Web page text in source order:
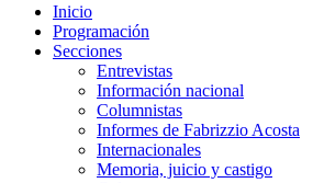
Inicio
Programación
Secciones
Entrevistas
Información nacional
Columnistas
Informes de Fabrizzio Acosta
Internacionales
Memoria, juicio y castigo